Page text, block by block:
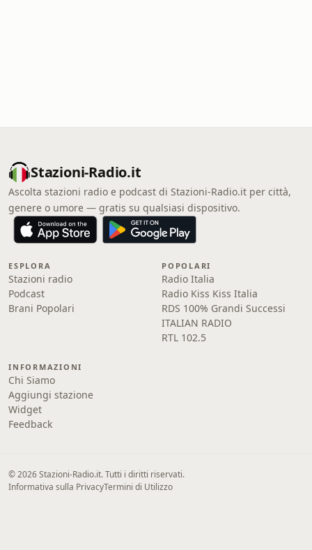
Stazioni-Radio.it
Ascolta stazioni radio e podcast di Stazioni-Radio.it per città,
genere o umore — gratis su qualsiasi dispositivo.
ESPLORA
Stazioni radio
Podcast
Brani Popolari
POPOLARI
Radio Italia
Radio Kiss Kiss Italia
RDS 100% Grandi Successi
ITALIAN RADIO
RTL 102.5
INFORMAZIONI
Chi Siamo
Aggiungi stazione
Widget
Feedback
© 2026 Stazioni-Radio.it. Tutti i diritti riservati.
Informativa sulla PrivacyTermini di Utilizzo